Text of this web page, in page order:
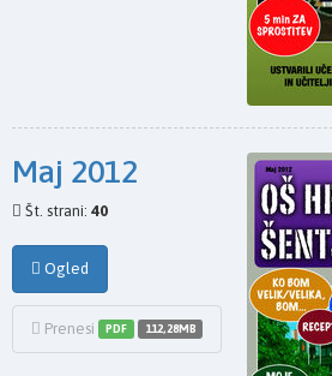
Maj 2012
Št. strani: 40
Ogled
Prenesi PDF 112,28MB